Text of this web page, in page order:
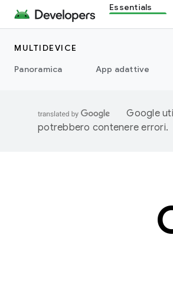
Essentials
MULTIDEVICE
Panoramica
App adattive
Google
potrebbero contenere errori.